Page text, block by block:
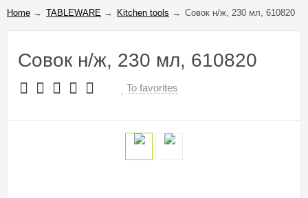
Home → TABLEWARE → Kitchen tools → Совок н/ж, 230 мл, 610820
Совок н/ж, 230 мл, 610820
To favorites